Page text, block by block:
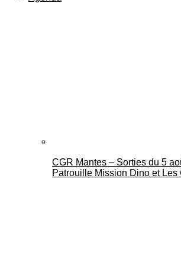
CGR Mantes – Sorties du 5
Patrouille Mission Dino et Les